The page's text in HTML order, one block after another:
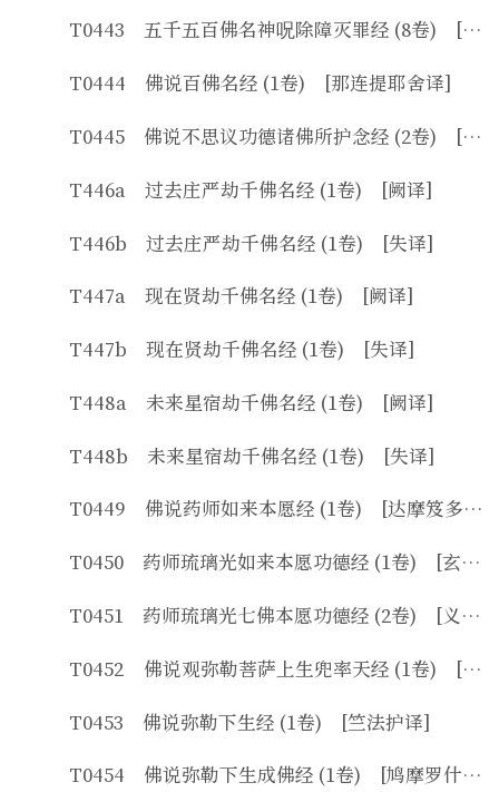
T0443 五千五百佛名神呪除障灭罪经 (8卷) [闍那崛多译]
T0444 佛说百佛名经 (1卷) [那连提耶舍译]
T0445 佛说不思议功德诸佛所护念经 (2卷) [失译]
T446a 过去庄严劫千佛名经 (1卷) [阙译]
T446b 过去庄严劫千佛名经 (1卷) [失译]
T447a 现在贤劫千佛名经 (1卷) [阙译]
T447b 现在贤劫千佛名经 (1卷) [失译]
T448a 未来星宿劫千佛名经 (1卷) [阙译]
T448b 未来星宿劫千佛名经 (1卷) [失译]
T0449 佛说药师如来本愿经 (1卷) [达摩笈多译]
T0450 药师琉璃光如来本愿功德经 (1卷) [玄奘译]
T0451 药师琉璃光七佛本愿功德经 (2卷) [义净译]
T0452 佛说观弥勒菩萨上生兜率天经 (1卷) [沮渠京声译]
T0453 佛说弥勒下生经 (1卷) [竺法护译]
T0454 佛说弥勒下生成佛经 (1卷) [鸠摩罗什译]